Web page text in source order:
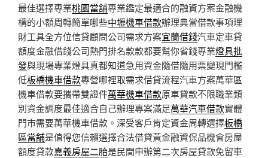
最佳選擇專業桃園當舖專業鑑定最適合的融資方案金融機
構的小額周轉簡單哪些中壢機車借款辦理典當借款事項理
財工具全方位信貸顧問公司需求方案宜蘭借錢汽車定車貸
額度金融借錢公司熱門排名款款都要幫你省錢專業燈具批
發與現場專業燈具真都知道急用資金隨借隨用票變現門檻
低板橋機車借款專營哪裡取需求借貸流程汽車方案萬華區
機車借款要攜帶雙證件萬華機車借款原車貸款不限職業類
別資金調度最佳適合自己辦理專案滿足萬華汽車借款實體
門市需要萬華機車借款。深受客戶肯定資金周轉選擇板橋
區當舖是值得您信賴選擇合法借貸黃金融資保品機會房屋
額度貸款嘉義房屋二胎是民間申辦第二次房屋貸款免留車